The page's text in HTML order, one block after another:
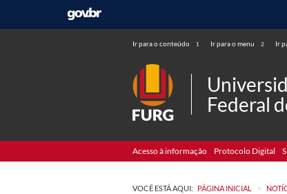
Ir para o conteúdo 1 Ir para o menu 2 Ir
Federal
Acesso à informação Protocolo Digital
VOCÊ ESTÁ AQUI: PÁGINA INICIAL >